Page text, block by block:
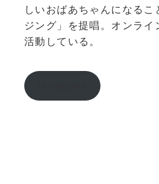
しいおばあちゃんになる
ジング」を提唱。オンラ
活動している。